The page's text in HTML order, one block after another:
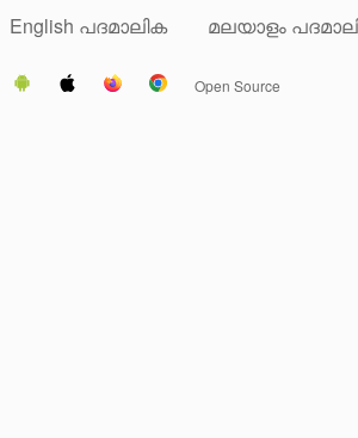
English പദമാലിക മലയാളം
Open Source